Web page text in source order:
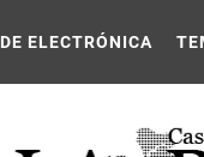
ELECTRÓNICA